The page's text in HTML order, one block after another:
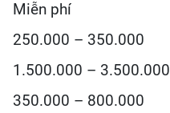
Miễn phí
250.000 – 350.000
1.500.000 – 3.500.000
350.000 – 800.000